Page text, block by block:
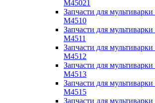
M45021
Запчасти для
M4510
Запчасти для
M4511
Запчасти для
M4512
Запчасти для
M4513
Запчасти для
M4515
Запчасти для